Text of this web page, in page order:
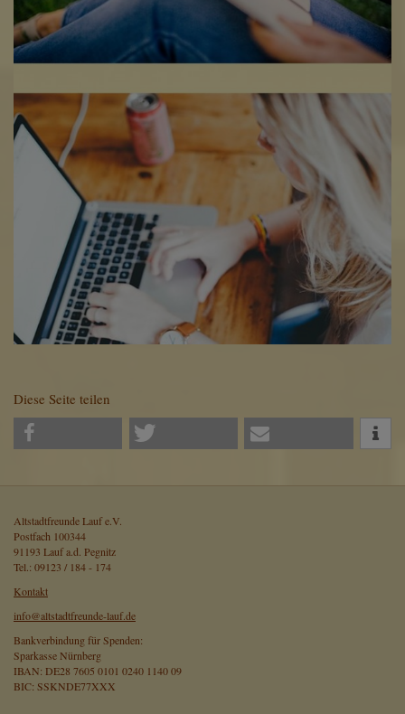
Diese Seite teilen
Altstadtfreunde Lauf e.V.
Postfach 100344
91193 Lauf a.d. Pegnitz
Tel.: 09123 / 184 - 174
Kontakt
info@altstadtfreunde-lauf.de
Bankverbindung für Spenden:
Sparkasse Nürnberg
IBAN: DE28 7605 0101 0240 1140 09
BIC: SSKNDE77XXX